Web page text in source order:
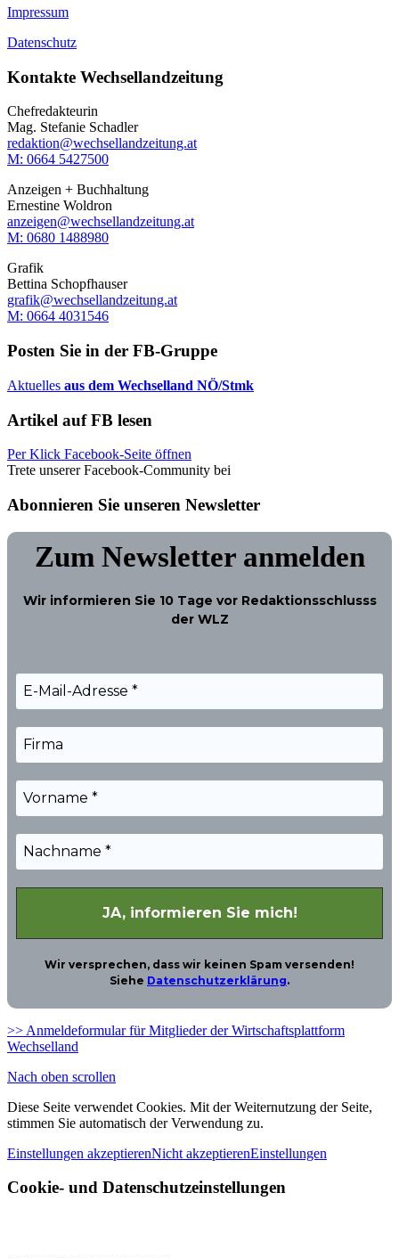
Impressum
Datenschutz
Kontakte Wechsellandzeitung
Chefredakteurin
Mag. Stefanie Schadler
redaktion@wechsellandzeitung.at
M: 0664 5427500‬
Anzeigen + Buchhaltung
Ernestine Woldron
anzeigen@wechsellandzeitung.at
M: ‭0680 1488980‬
Grafik
Bettina Schopfhauser
grafik@wechsellandzeitung.at
M: 0664 4031546
Posten Sie in der FB-Gruppe
Aktuelles aus dem Wechselland NÖ/Stmk
Artikel auf FB lesen
Per Klick Facebook-Seite öffnen
Trete unserer Facebook-Community bei
Abonnieren Sie unseren Newsletter
Zum Newsletter anmelden
Wir informieren Sie 10 Tage vor Redaktionsschlusss
der WLZ
Wir versprechen, dass wir keinen Spam versenden!
Siehe Datenschutzerklärung.
>> Anmeldeformular für Mitglieder der Wirtschaftsplattform
Wechselland
Nach oben scrollen
Diese Seite verwendet Cookies. Mit der Weiternutzung der Seite,
stimmen Sie automatisch der Verwendung zu.
Einstellungen akzeptierenNicht akzeptierenEinstellungen
Cookie- und Datenschutzeinstellungen